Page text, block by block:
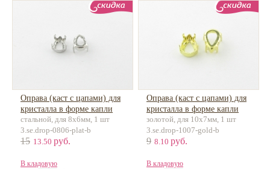
Оправа (каст с цапами) для
кристалла в форме капли
стальной, для 8х6мм, 1 шт
3.se.drop-0806-plat-b
15 13.50 руб.
В кладовую
Оправа (каст с цапами) для
кристалла в форме капли
золотой, для 10х7мм, 1 шт
3.se.drop-1007-gold-b
9 8.10 руб.
В кладовую